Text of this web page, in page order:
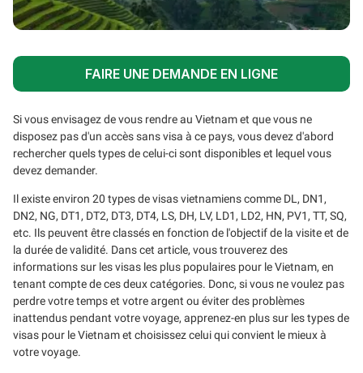
FAIRE UNE DEMANDE EN LIGNE
Si vous envisagez de vous rendre au Vietnam et que vous ne
disposez pas d'un accès sans visa à ce pays, vous devez d'abord
rechercher quels types de celui-ci sont disponibles et lequel vous
devez demander.
Il existe environ 20 types de visas vietnamiens comme DL, DN1,
DN2, NG, DT1, DT2, DT3, DT4, LS, DH, LV, LD1, LD2, HN, PV1, TT, SQ,
etc. Ils peuvent être classés en fonction de l'objectif de la visite et de
la durée de validité. Dans cet article, vous trouverez des
informations sur les visas les plus populaires pour le Vietnam, en
tenant compte de ces deux catégories. Donc, si vous ne voulez pas
perdre votre temps et votre argent ou éviter des problèmes
inattendus pendant votre voyage, apprenez-en plus sur les types de
visas pour le Vietnam et choisissez celui qui convient le mieux à
votre voyage.